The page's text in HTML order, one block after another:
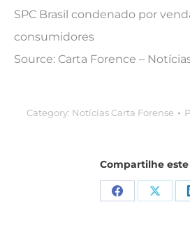
SPC Brasil condenado por
consumidores
Source: Carta Forence –
Category: Notícias Carta Forense
Compartilhe
Compartilhar